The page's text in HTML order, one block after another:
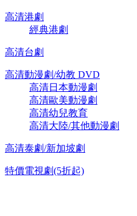
高清港劇
經典港劇
高清台劇
高清動漫劇/幼教 DVD
高清日本動漫劇
高清歐美動漫劇
高清幼兒教育
高清大陸/其他動漫劇
高清泰劇/新加坡劇
特價電視劇(5折起)